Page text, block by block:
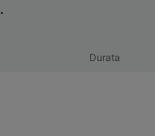
.
Durata